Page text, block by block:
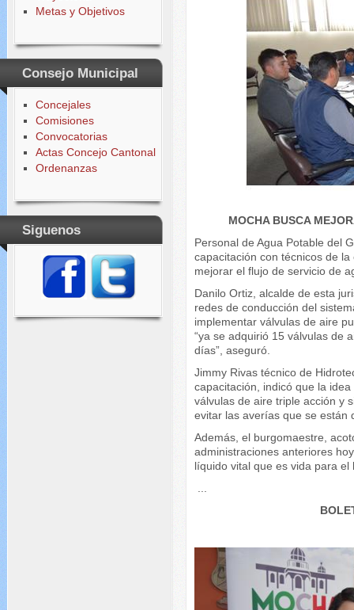
Metas y Objetivos
Consejo Municipal
Concejales
Comisiones
Convocatorias
Actas Concejo Cantonal
Ordenanzas
Siguenos
MOCHA BUSCA
Personal de Agua Potable del
capacitación con técnicos de
mejorar el flujo de servicio de
Danilo Ortiz, alcalde de esta
redes de conducción del
implementar válvulas de aire
“ya se adquirió 15 válvulas de
días”, aseguró.
Jimmy Rivas técnico de
capacitación, indicó que la
válvulas de aire triple acción y
evitar las averías que se están
Además, el burgomaestre,
administraciones anteriores
líquido vital que es vida para el